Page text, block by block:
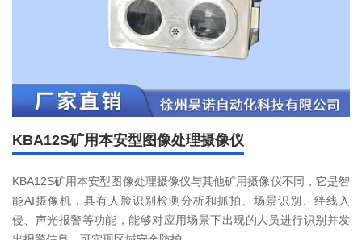
KBA12S矿用本安型图像处理摄像仪
KBA12S矿用本安型图像处理摄像仪与其他矿用摄像仪不同，它是智
能AI摄像机，具有人脸识别检测分析和抓拍、场景识别、绊线入
侵、声光报警等功能，能够对应用场景下出现的人员进行识别并发